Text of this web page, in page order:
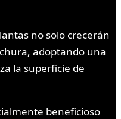
no solo crecerán
adoptando una
la superficie de
beneficioso